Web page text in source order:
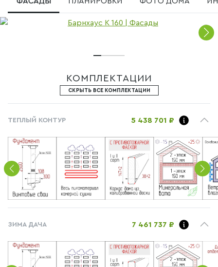
КОМПЛЕКТАЦИИ
СКРЫТЬ ВСЕ КОМПЛЕКТАЦИИ
ТЕПЛЫЙ КОНТУР 5 438 701 ₽
ЗИМА ДАЧА 7 461 737 ₽